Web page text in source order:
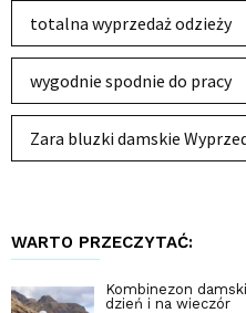
totalna wyprzedaż odzieży
wygodnie spodnie do pracy
Zara bluzki damskie
WARTO PRZECZYTAĆ:
Kombinezon
dzień i na wieczór